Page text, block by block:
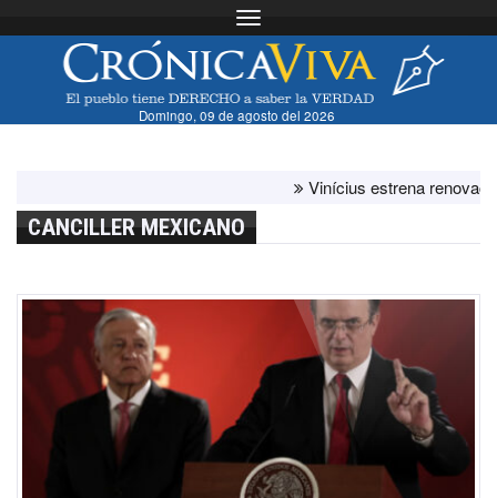
Toggle navigation
Domingo, 09 de agosto del 2026
Vinícius estrena renovación
CANCILLER MEXICANO